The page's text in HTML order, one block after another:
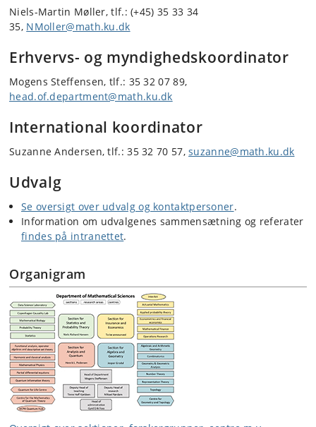
Niels-Martin Møller, tlf.: (+45) 35 33 34
35, NMoller@math.ku.dk
Erhvervs- og myndighedskoordinator
Mogens Steffensen, tlf.: 35 32 07 89,
head.of.department@math.ku.dk
International koordinator
Suzanne Andersen, tlf.: 35 32 70 57,suzanne@math.ku.dk
Udvalg
Se oversigt over udvalg og kontaktpersoner.
Information om udvalgenes sammensætning og referater
findes på intranettet.
Organigram